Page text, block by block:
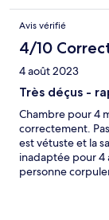
et nos
les a enlevés de
adresse à éviter.
Lodge: sans
tout point de vue.
Avis vérifié
4/10
4 août 2023
Très déçus -
Chambre pour 4
correctement.
est vétuste et la
inadaptée pour 4
personne